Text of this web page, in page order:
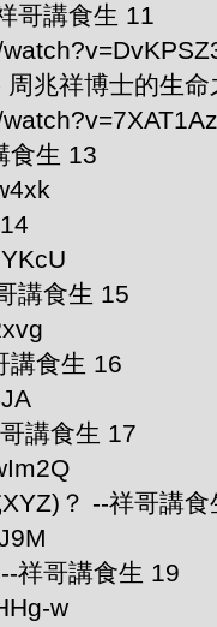
哥講食生 11
兆祥博士的生
食生 13
講食生 15
講食生 16
講食生 17
？ --祥哥講食
祥哥講食生 19
w